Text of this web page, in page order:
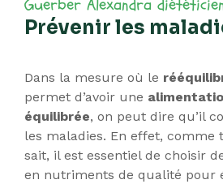
Prévenir les
Dans la mesure où le
permet d’avoir une
équilibrée, on peut dire qu’il
les maladies. En effet, comme
sait, il est essentiel de choisir
en nutriments de qualité pour